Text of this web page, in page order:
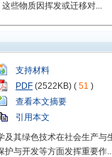
些物质因挥发或迁移对...
支持材料
PDF (2522KB) ( 51 )
查看本文摘要
引用本文
及其绿色技术在社会生产与
护与开发等方面发挥重要作